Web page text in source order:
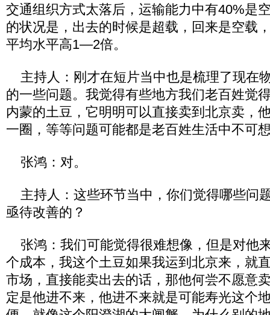
交通组织方式太落后，运输能力中有40%是
的状况是，出去的时候是超载，回来是空载
平均水平高1—2倍。
主持人：刚才在短片当中也是梳理了现在
的一些问题。我觉得有些地方我们老百姓觉
内蒙的土豆，它明明可以直接卖到北京卖，
一圈，等等问题可能都是老百姓生活中不可
张鸿：对。
主持人：这些环节当中，你们觉得哪些问
亟待改善的？
张鸿：我们可能觉得很难想像，但是对他
个成本，我这个土豆如果我运到北京来，就
市场，直接能卖出去的话，那他何尝不愿意
定是他进不来，他进不来就是可能寿光这个